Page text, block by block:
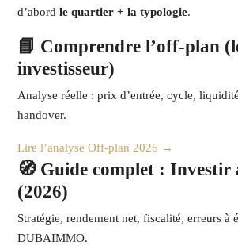
d’abord le quartier + la typologie.
📘 Comprendre l’off-plan
investisseur)
Analyse réelle : prix d’entrée, cycle,
handover.
Lire l’analyse Off-plan 2026 →
🧭 Guide complet : Investir
(2026)
Stratégie, rendement net, fiscalité, erreurs à
DUBAIMMO.